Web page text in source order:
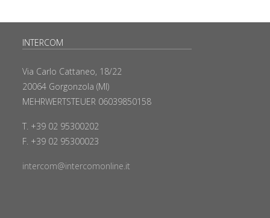
INTERCOM
Via Carlo Cattaneo, 18/22
20064 Gorgonzola (MI)
MEHRWERTSTEUER 06039850158
T. +39 02 95300202
F. +39 02 95300023
intercom@intercomonline.it